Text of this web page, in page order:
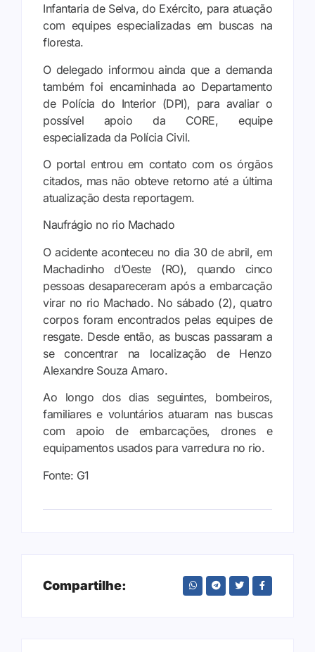
Infantaria de Selva, do Exército, para atuação
com equipes especializadas em buscas na
floresta.
O delegado informou ainda que a demanda
também foi encaminhada ao Departamento
de Polícia do Interior (DPI), para avaliar o
possível apoio da CORE, equipe
especializada da Polícia Civil.
O portal entrou em contato com os órgãos
citados, mas não obteve retorno até a última
atualização desta reportagem.
Naufrágio no rio Machado
O acidente aconteceu no dia 30 de abril, em
Machadinho d’Oeste (RO), quando cinco
pessoas desapareceram após a embarcação
virar no rio Machado. No sábado (2), quatro
corpos foram encontrados pelas equipes de
resgate. Desde então, as buscas passaram a
se concentrar na localização de Henzo
Alexandre Souza Amaro.
Ao longo dos dias seguintes, bombeiros,
familiares e voluntários atuaram nas buscas
com apoio de embarcações, drones e
equipamentos usados para varredura no rio.
Fonte: G1
Compartilhe: